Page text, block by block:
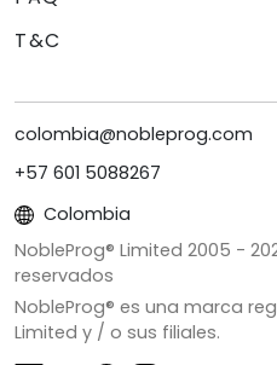
T&C
colombia@nobleprog.com
+57 601 5088267
Colombia
NobleProg® Limited 2005 -
reservados
NobleProg® es una marca
Limited y / o sus filiales.